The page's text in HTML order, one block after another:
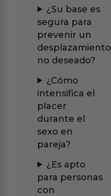
¿Su base es
segura para
prevenir un
desplazamiento
no deseado?
¿Cómo
intensifica el
placer
durante el
sexo en
pareja?
¿Es apto
para personas
con